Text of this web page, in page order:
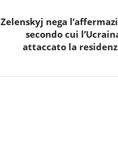
Zelenskyj nega
secondo cui
attaccato la